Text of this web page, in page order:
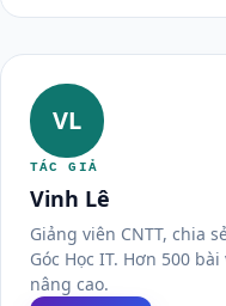
VL
TÁC GIẢ
Vinh Lê
Giảng viên CNTT, chia
Góc Học IT. Hơn 500
nâng cao.